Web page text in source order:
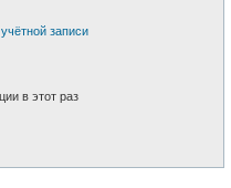
записи
в этот раз